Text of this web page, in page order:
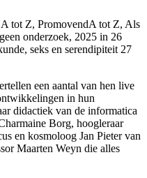
tot Z, PromovendA tot Z, Als
onderzoek, 2025 in 26
seks en serendipiteit 27
een aantal van hen live
in hun
didactiek van de informatica
Borg, hoogleraar
en kosmoloog Jan Pieter van
Maarten Weyn die alles